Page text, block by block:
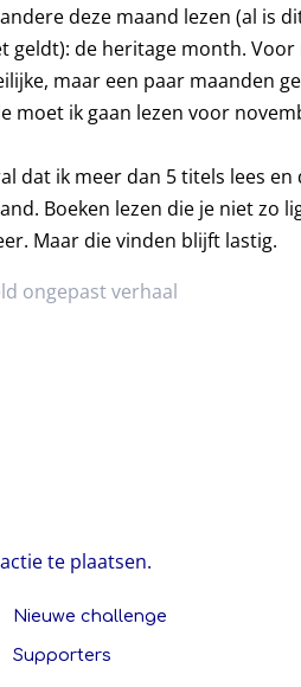
deze maand lezen (al is
geldt): de heritage month.
maar een paar maanden
moet ik gaan lezen voor
dat ik meer dan 5 titels lees
Boeken lezen die je niet zo
Maar die vinden blijft lastig.
ongepast verhaal
te plaatsen.
Nieuwe challenge
Supporters